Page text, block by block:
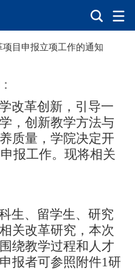
目申报立项工作的通知
改革创新，引导一
，创新教学方法与
质量，学院决定开
报工作。 现将相关
生、留学生、研究
关改革研究，本次
绕教学过程和人才
报者可参照附件1研